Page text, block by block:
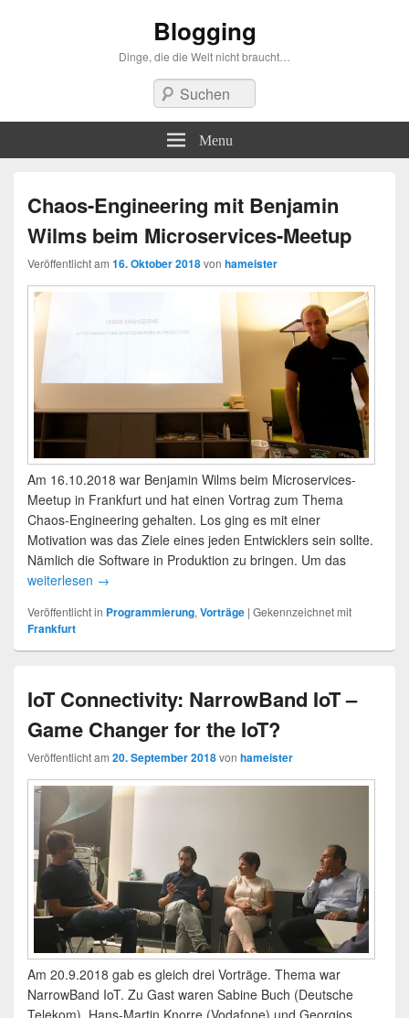
Blogging
Dinge, die die Welt nicht braucht…
Suchen
Menu
Chaos-Engineering mit Benjamin
Wilms beim Microservices-Meetup
Veröffentlicht am 16. Oktober 2018von hameister
Am 16.10.2018 war Benjamin Wilms beim Microservices-
Meetup in Frankfurt und hat einen Vortrag zum Thema
Chaos-Engineering gehalten. Los ging es mit einer
Motivation was das Ziele eines jeden Entwicklers sein sollte.
Nämlich die Software in Produktion zu bringen. Um das
weiterlesen →
Veröffentlicht in Programmierung, Vorträge | Gekennzeichnet mit
Frankfurt
IoT Connectivity: NarrowBand IoT –
Game Changer for the IoT?
Veröffentlicht am 20. September 2018von hameister
Am 20.9.2018 gab es gleich drei Vorträge. Thema war
NarrowBand IoT. Zu Gast waren Sabine Buch (Deutsche
Telekom), Hans-Martin Knorre (Vodafone) und Georgios